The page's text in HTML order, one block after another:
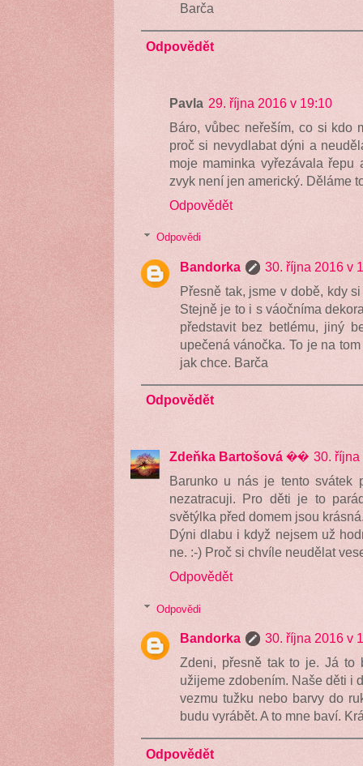
Barča
Odpovědět
Pavla 29. října 2016 v 19:10
Báro, vůbec neřeším, co si kdo
proč si nevydlabat dýni a
moje maminka vyřezávala
zvyk není jen americký. Děláme
Odpovědět
Odpovědi
Bandorka
30. října 2016 v
Přesně tak, jsme v době, kdy
Stejně je to i s váočníma
představit bez betlému, jiný
upečená vánočka. To je na
jak chce. Barča
Odpovědět
Zdeňka Bartošová �� 30. října
Barunko u nás je tento
nezatracuji. Pro děti je to
světýlka před domem jsou
Dýni dlabu i když nejsem už
ne. :-) Proč si chvíle neudělat
Odpovědět
Odpovědi
Bandorka
30. října 2016 v
Zdeni, přesně tak to je. Já to
užijeme zdobením. Naše děti i
vezmu tužku nebo barvy do
budu vyrábět. A to mne baví.
Odpovědět